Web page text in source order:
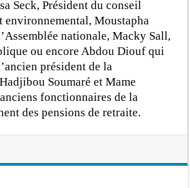
Seck, Président du conseil
environnemental, Moustapha
nationale, Macky Sall,
ou encore Abdou Diouf qui
président de la
Soumaré et Mame
fonctionnaires de la
des pensions de retraite.